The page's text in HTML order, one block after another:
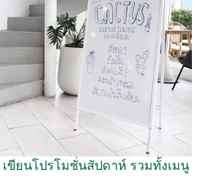
เขียนโปรโมชั่นสัปดาห์ รวมทั้งเมนู